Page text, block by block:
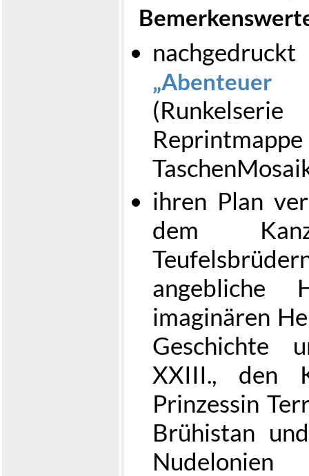
ihren Plan
dem
angebliche
imaginären
Geschichte
XXIII., den
Prinzessin
Brühistan
Nudelonien